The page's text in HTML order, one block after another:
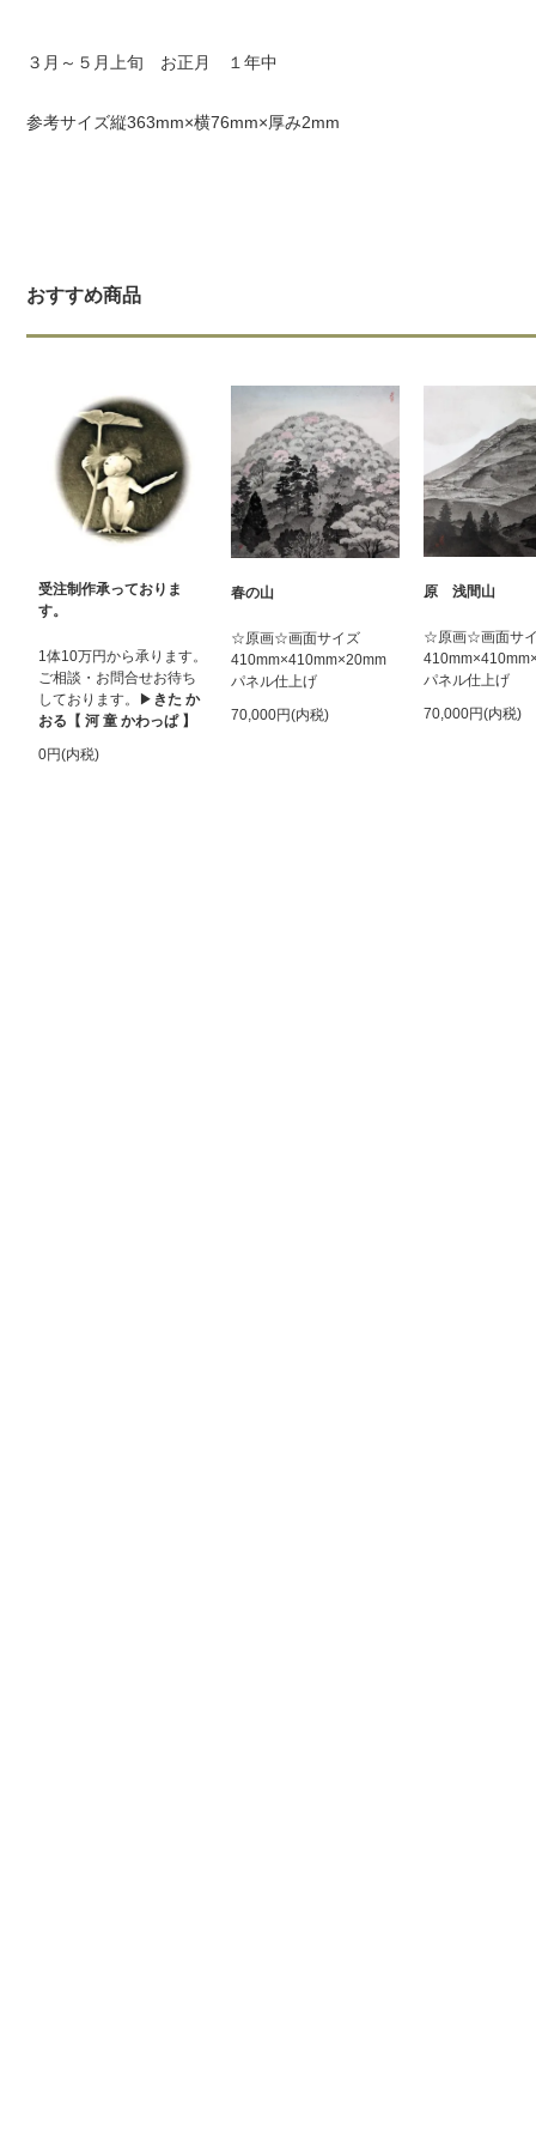
３月～５月上旬 お正月 １年中
参考サイズ縦363mm×横76mm×厚み2mm
おすすめ商品
受注制作承っておりま
す。
1体10万円から承ります。
ご相談・お問合せお待ち
しております。▶︎ きた か
おる【 河 童 かわっぱ 】
0円(内税)
春の山
☆原画☆画面サイズ
410mm×410mm×20mm
パネル仕上げ
70,000円(内税)
原 浅間山
☆原画☆画面サ
パネル仕上げ
70,000円(内税)